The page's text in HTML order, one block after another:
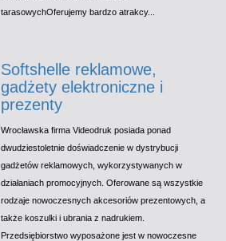
tarasowychOferujemy bardzo atrakcy...
Softshelle reklamowe,
gadżety elektroniczne i
prezenty
Wrocławska firma Videodruk posiada ponad
dwudziestoletnie doświadczenie w dystrybucji
gadżetów reklamowych, wykorzystywanych w
działaniach promocyjnych. Oferowane są wszystkie
rodzaje nowoczesnych akcesoriów prezentowych, a
także koszulki i ubrania z nadrukiem.
Przedsiębiorstwo wyposażone jest w nowoczesne